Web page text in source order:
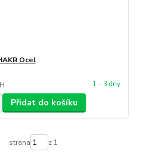
Ocel
1 - 3 dny
Přidat do košíku
strana z 1